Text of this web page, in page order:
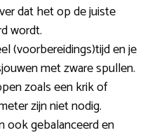
dat het op de juiste
wordt.
(voorbereidings)tijd en je
met zware spullen.
zoals een krik of
zijn niet nodig.
ook gebalanceerd en